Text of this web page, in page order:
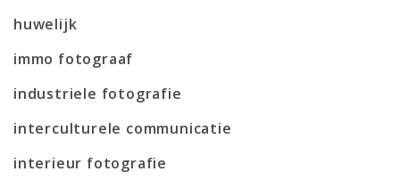
huwelijk
immo fotograaf
industriele fotografie
interculturele communicatie
interieur fotografie